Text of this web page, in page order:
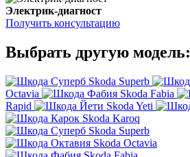
Электрик-диагност
Получить консультацию
Выбрать другую модель:
Skoda Superb
Octavia
Skoda Fabia
Rapid
Skoda Yeti
Skoda Karoq
Skoda Superb
Skoda Octavia